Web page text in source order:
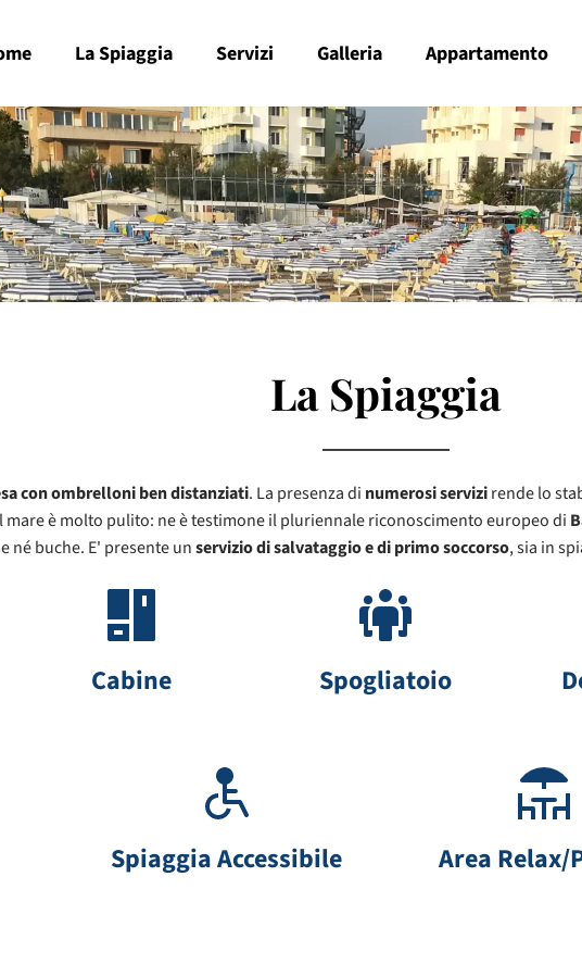
La Spiaggia Servizi Galleria Appartamento
La Spiaggia
con ombrelloni ben distanziati. La presenza di numerosi servizirende lo
mare è molto pulito: ne è testimone il pluriennale riconoscimento europeo di
né buche. E' presente unservizio di salvataggio e di primo soccorso, sia in
Cabine Spogliatoio
Spiaggia Accessibile Area Relax/